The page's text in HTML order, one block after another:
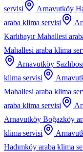
servisi
Arnavutköy
araba klima servisi
Karlıbayır Mahallesi
Mahallesi araba klima
Arnavutköy
klima servisi
Mahallesi araba klima
araba klima servisi
Arnavutköy Boğazköy
klima servisi
Hadımköy araba klima